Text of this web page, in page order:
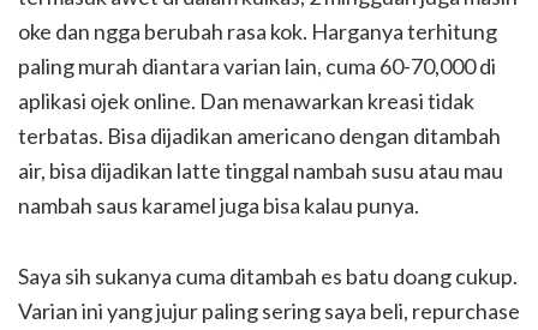
oke dan ngga berubah rasa kok. Harganya terhitung
paling murah diantara varian lain, cuma 60-70,000 di
aplikasi ojek online. Dan menawarkan kreasi tidak
terbatas. Bisa dijadikan americano dengan ditambah
air, bisa dijadikan latte tinggal nambah susu atau mau
nambah saus karamel juga bisa kalau punya.
Saya sih sukanya cuma ditambah es batu doang cukup.
Varian ini yang jujur paling sering saya beli, repurchase